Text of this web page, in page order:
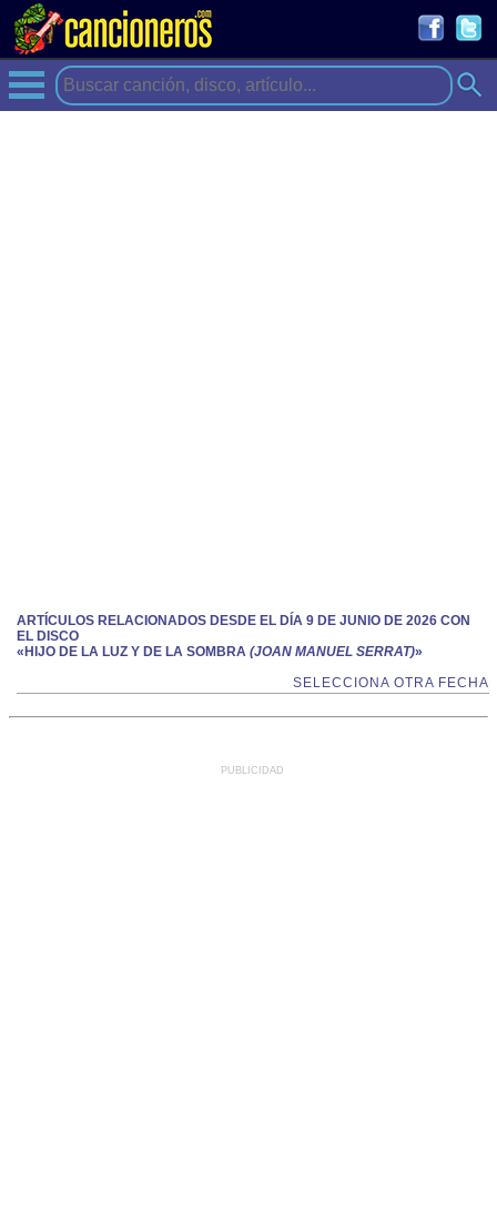
ARTÍCULOS RELACIONADOS DESDE EL DÍA 9 DE JUNIO DE 2026 CON
EL DISCO
«HIJO DE LA LUZ Y DE LA SOMBRA (JOAN MANUEL SERRAT)»
SELECCIONA OTRA FECHA
PUBLICIDAD